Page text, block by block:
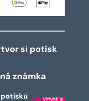
si potisk
známka